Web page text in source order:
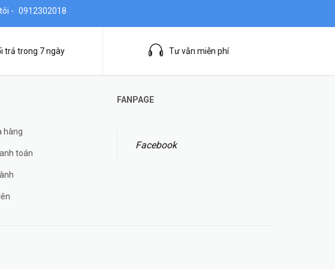
- 0912302018
trả trong 7 ngày Tư vẫn miễn phí
hàng
toán
FANPAGE
Facebook